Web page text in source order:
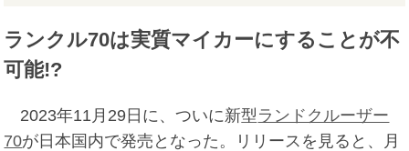
ランクル70は実質マイカーにすることが不
可能!?
2023年11月29日に、ついに新型 ランドクルーザー
70が日本国内で発売となった。リリースを見ると、月